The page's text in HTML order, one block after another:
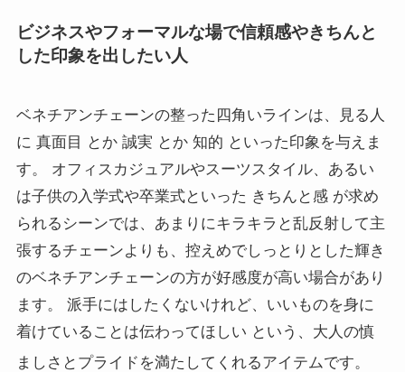
ビジネスやフォーマルな場で信頼感やきちんと
した印象を出したい人
ベネチアンチェーンの整った四角いラインは、見る人
に 真面目 とか 誠実 とか 知的 といった印象を与えま
す。 オフィスカジュアルやスーツスタイル、あるい
は子供の入学式や卒業式といった きちんと感 が求め
られるシーンでは、あまりにキラキラと乱反射して主
張するチェーンよりも、控えめでしっとりとした輝き
のベネチアンチェーンの方が好感度が高い場合があり
ます。 派手にはしたくないけれど、いいものを身に
着けていることは伝わってほしい という、大人の慎
ましさとプライドを満たしてくれるアイテムです。